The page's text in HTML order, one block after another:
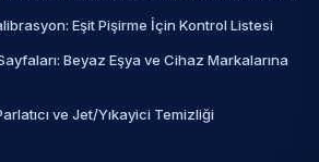
Eşit Pişirme İçin Kontrol Listesi
Beyaz Eşya ve Cihaz Markalarına
ve Jet/Yıkayici Temizliği